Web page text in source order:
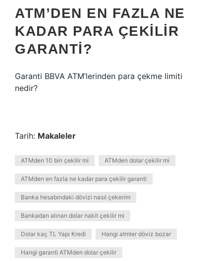
ATM’DEN EN FAZLA NE
KADAR PARA ÇEKILIR
GARANTI?
Garanti BBVA ATM’lerinden para çekme limiti
nedir?
Tarih: Makaleler
ATMden 10 bin çekilir mi ATMden dolar çekilir mi
ATMden en fazla ne kadar para çekilir garanti
Banka hesabındaki dövizi nasıl çekerim
Bankadan alınan dolar nakit çekilir mi
Dolar kaç TL Yapı Kredi Hangi atmler döviz bozar
Hangi garanti ATMden dolar çekilir